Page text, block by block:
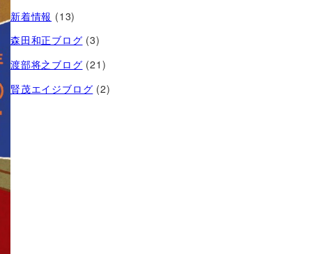
新着情報 (13)
森田和正ブログ (3)
渡部将之ブログ (21)
賢茂エイジブログ (2)